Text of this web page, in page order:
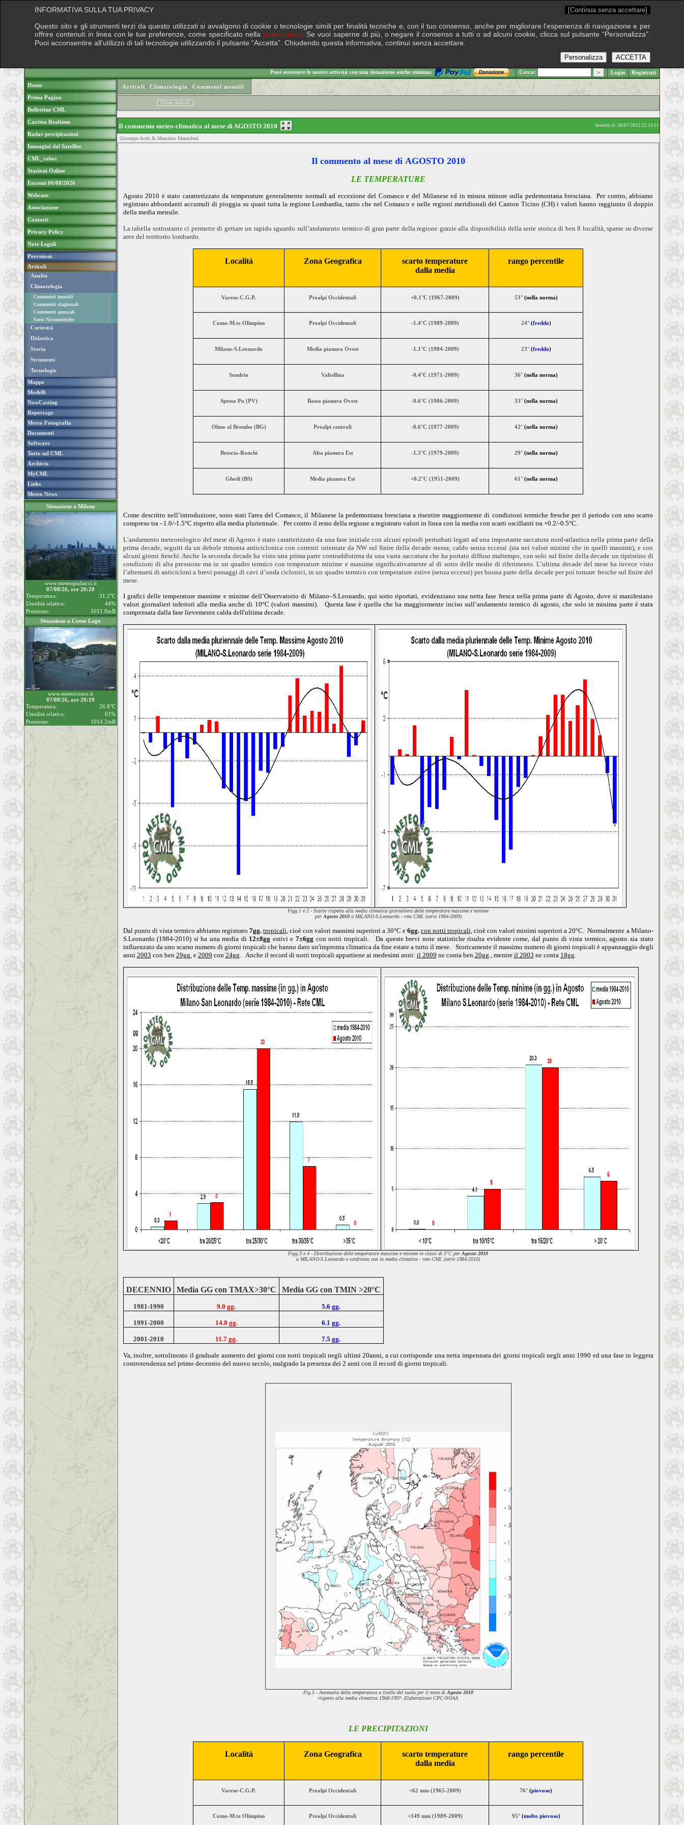
.: Venerdì 7 agosto 2026
Puoi sostenere le nostre attività con una donazione anche minima: Cerca: Login Registrati
Home
Prima Pagina
Bollettino CML
Cartina Realtime
Radar precipitazioni
Immagini dal Satellite
CML_robot
Stazioni Online
Estremi 06/08/2026
Webcam
Associazione
Contatti
Privacy Policy
Note Legali
Previsioni
Articoli
Analisi
Climatologia
Commenti mensili
Commenti stagionali
Commenti annuali
Serie Nivometriche
Curiosità
Didattica
Storia
Strumenti
Tecnologie
Mappe
Modelli
NowCasting
Reportage
Meteo Fotografia
Documenti
Software
Tutto sul CML
Archivio
MyCML
Links
Meteo News
Situazione a Milano
www.meteogiuliacci.it
07/08/26, ore 20:20
Temperatura:
31.2°C
Umidità relativa:
44%
Pressione:
1011.8mB
Situazione a Como Lago
www.meteocomo.it
07/08/26, ore 20:19
Temperatura:
26.8°C
Umidità relativa:
61%
Pressione:
1014.2mB
Articoli› Climatologia › Commenti mensili
Ultimi Articoli
Il commento meteo-climatico al mese di AGOSTO 2010 Inserito il› 30/07/2012 22.14.51
Giuseppe Aceti & Massimo Mazzoleni
Il commento al mese di AGOSTO 2010
LE TEMPERATURE
Agosto 2010 è stato caratterizzato da temperature generalmente normali ad eccezione del Comasco e del Milanese ed in misura minore sulla pedemontana bresciana. Per contro, abbiamo
registrato abbondanti accumuli di pioggia su quasi tutta la regione Lombardia, tanto che nel Comasco e nelle regioni meridionali del Canton Ticino (CH) i valori hanno raggiunto il doppio
della media mensile.
La tabella sottostante ci permette di gettare un rapido sguardo sull’andamento termico di gran parte della regione grazie alla disponibilità della serie storica di ben 8 località, sparse su diverse
aree del territorio lombardo.
Località Zona Geografica
scarto temperature
dalla media
rango percentile
Varese-C.G.P. Prealpi Occidentali +0.1°C (1967-2009) 53° (nella norma)
Como-M.te Olimpino Prealpi Occidentali -1.4°C (1989-2009) 24° (freddo)
Milano-S.Leonardo Media pianura Ovest -1.1°C (1984-2009) 23° (freddo)
Sondrio Valtellina -0.4°C (1971-2009) 36° (nella norma)
Spessa Po (PV) Bassa pianura Ovest -0.6°C (1986-2009) 33° (nella norma)
Olmo al Brembo (BG) Prealpi centrali -0.6°C (1977-2009) 42° (nella norma)
Brescia-Ronchi Alta pianura Est -1.3°C (1979-2009) 29° (nella norma)
Ghedi (BS) Media pianura Est +0.2°C (1951-2009) 61° (nella norma)
Come descritto nell’introduzione, sono stati l'area del Comasco, il Milanese la pedemontana bresciana a risentire maggiormente di condizioni termiche fresche per il periodo con uno scarto
compreso tra –1.0/-1.5°C rispetto alla media pluriennale. Per contro il resto della regione a registrato valori in linea con la media con scarti oscillanti tra +0.2/-0.5°C.
L’andamento meteorologico del mese di Agosto è stato caratterizzato da una fase iniziale con alcuni episodi perturbati legati ad una importante saccatura nord-atlantica nella prima parte della
prima decade, seguiti da un debole rimonta anticiclonica con correnti orientate da NW sul finire della decade stessa; caldo senza eccessi (sia nei valori minimi che in quelli massimi), e con
alcuni giorni freschi. Anche la seconda decade ha visto una prima parte contraddistinta da una vasta saccatura che ha portato diffuso maltempo, con solo sul finire della decade un ripristino di
condizioni di alta pressione ma in un quadro termico con temperature minime e massime significativamente al di sotto delle medie di riferimento. L’ultima decade del mese ha invece visto
l’alternarsi di anticicloni a brevi passaggi di cavi d’onda ciclonici, in un quadro termico con temperature estive (senza eccessi) per buona parte della decade per poi tornare fresche sul finire del
mese.
I grafici delle temperature massime e minime dell’Osservatorio di Milano–S.Leonardo, qui sotto riportati, evidenziano una netta fase fresca nella prima parte di Agosto, dove si manifestano
valori giornalieri inferiori alla media anche di 10°C (valori massimi). Questa fase è quella che ha maggiormente inciso sull’andamento termico di agosto, che solo in minima parte è stata
compensata dalla fase lievemente calda dell'ultima decade.
Figg.1 e 2 - Scarto rispetto alla media climatica giornaliera delle temperature massime e minime
perAgosto 2010 aMILANO-S.Leonardo - rete CML (serie 1984-2009)
Dal punto di vista termico abbiamo registrato 7gg. tropicali, cioè con valori massimi superiori a 30°C e6gg.con notti tropicali, cioè con valori minimi superiori a 20°C. Normalmente a Milano-
S.Leonardo (1984-2010) si ha una media di 12±8gg estivi e7±6gg con notti tropicali. Da queste brevi note statistiche risulta evidente come, dal punto di vista termico, agosto sia stato
influenzato da uno scarso numero di giorni tropicali che hanno dato un'impronta climatica da fine estate a tutto il mese. Storicamente il massimo numero di giorni tropicali è appannaggio degli
anni 2003 con ben 29gg.e 2009 con 24gg. Anche il record di notti tropicali appartiene ai medesimi anni: il2009 ne conta ben 20gg., mentre il 2003 ne conta 18gg.
Figg.3 e 4 - Distribuzione delle temperature massime e minime in classi di 5°C perAgosto 2010
a MILANO-S.Leonardo e confronto con la media climatica - rete CML (serie 1984-2010)
DECENNIO Media GG con TMAX>30°C Media GG con TMIN >20°C
1981-1990 9.0 gg. 5.6 gg.
1991-2000 14.8 gg. 6.1 gg.
2001-2010 11.7 gg. 7.5 gg.
Va, inoltre, sottolineato il graduale aumento dei giorni con notti tropicali negli ultimi 20anni, a cui corrisponde una netta impennata dei giorni tropicali negli anni 1990 ed una fase in leggera
controtendenza nel primo decennio del nuovo secolo, malgrado la presenza dei 2 anni con il record di giorni tropicali.
Fig.5 - Anomalia della temperatura a livello del suolo per il mese diAgosto 2010
rispetto alla media climatica 1968-1997- Elaborazione CPC-NOAA
LE PRECIPITAZIONI
Località Zona Geografica
scarto temperature
dalla media
rango percentile
Varese-C.G.P. Prealpi Occidentali +62 mm (1965-2009) 76° (piovoso)
Como-M.te Olimpino Prealpi Occidentali +149 mm (1989-2009) 95° (molto piovoso)
INFORMATIVA SULLA TUA PRIVACY [Continua senza accettare]
Questo sito e gli strumenti terzi da questo utilizzati si avvalgono di cookie o tecnologie simili per finalità tecniche e, con il tuo consenso, anche per migliorare l'esperienza di navigazione e per
offrire contenuti in linea con le tue preferenze, come specificato nella cookie policy . Se vuoi saperne di più, o negare il consenso a tutti o ad alcuni cookie, clicca sul pulsante “Personalizza”.
Puoi acconsentire all'utilizzo di tali tecnologie utilizzando il pulsante “Accetta”. Chiudendo questa informativa, continui senza accettare.
ACCETTA
Personalizza